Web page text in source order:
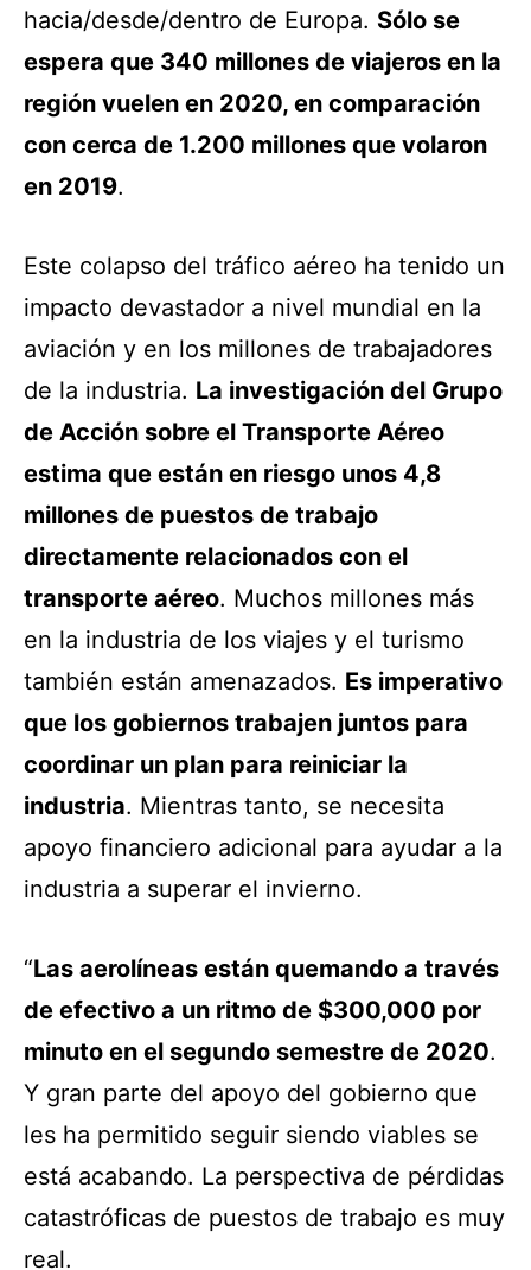
hacia/desde/dentro de Europa. Sólo se
espera que 340 millones de viajeros en la
región vuelen en 2020, en comparación
con cerca de 1.200 millones que volaron
en 2019.
Este colapso del tráfico aéreo ha tenido un
impacto devastador a nivel mundial en la
aviación y en los millones de trabajadores
de la industria. La investigación del Grupo
de Acción sobre el Transporte Aéreo
estima que están en riesgo unos 4,8
millones de puestos de trabajo
directamente relacionados con el
transporte aéreo. Muchos millones más
en la industria de los viajes y el turismo
también están amenazados. Es imperativo
que los gobiernos trabajen juntos para
coordinar un plan para reiniciar la
industria. Mientras tanto, se necesita
apoyo financiero adicional para ayudar a la
industria a superar el invierno.
“Las aerolíneas están quemando a través
de efectivo a un ritmo de $300,000 por
minuto en el segundo semestre de 2020.
Y gran parte del apoyo del gobierno que
les ha permitido seguir siendo viables se
está acabando. La perspectiva de pérdidas
catastróficas de puestos de trabajo es muy
real.